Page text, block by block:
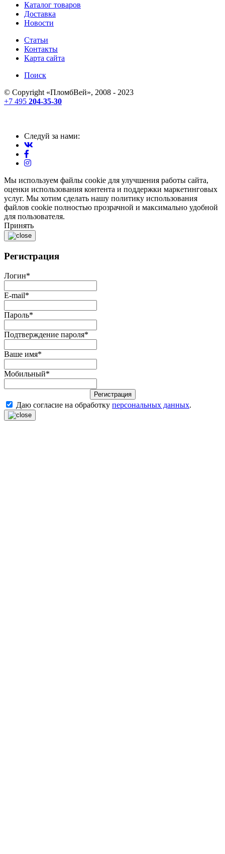
Каталог товаров
Доставка
Новости
Статьи
Контакты
Карта сайта
Поиск
© Copyright «ПломбВей», 2008 - 2023
+7 495 204-35-30
Следуй за нами:
Мы используем файлы cookie для улучшения работы сайта,
оценки использования контента и поддержки маркетинговых
услуг. Мы хотим сделать нашу политику использования
файлов cookie полностью прозрачной и максимально удобной
для пользователя.
Принять
Регистрация
Логин*
E-mail*
Пароль*
Подтверждение пароля*
Ваше имя*
Мобильный*
Регистрация
Даю согласие на обработку персональных данных.